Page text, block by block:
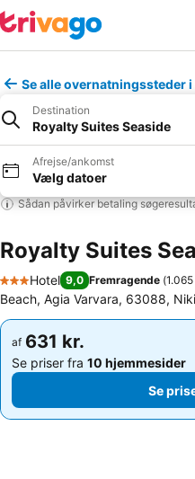
Se alle overnatningssteder i
Destination
Royalty Suites Seaside
Afrejse/ankomst
Vælg datoer
Sådan påvirker betaling
Royalty Suites
3 Stjerner
Hotel 9,0 Fremragende (
Beach, Agia Varvara, 63088,
af 631 kr.
Se priser fra 10 hjemmesider
Se
af 631 kr.
Se priser fra 10 hjemmesider
Se